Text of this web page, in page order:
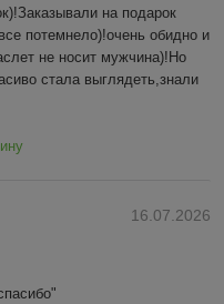
на подарок
потемнело)!очень обидно и
не носит мужчина)!Но
стала выглядеть,знали
16.07.2026